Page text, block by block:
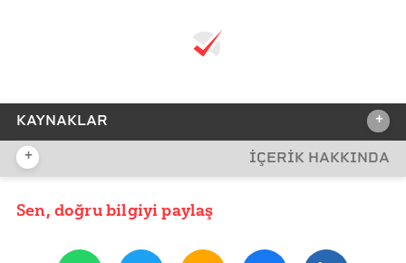
KAYNAKLAR +
REFERANSLAR
World Animal Day
+ İÇERİK HAKKINDA
YAYIN TARİHİ
Sen, doğru bilgiyi paylaş